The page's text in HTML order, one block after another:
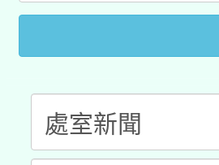
接種對象擴
接種之民眾
月28日止